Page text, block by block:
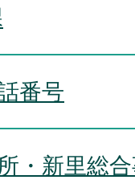
番号
・新里総